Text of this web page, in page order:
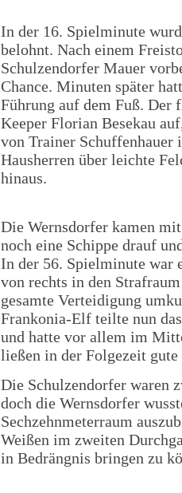
In der 16. Spielminute
belohnt. Nach einem
Schulzendorfer Mauer
Chance. Minuten später
Führung auf dem Fuß. Der
Keeper Florian Besekau
von Trainer
Hausherren über leichte
hinaus.
Die Wernsdorfer kamen
noch eine Schippe drauf
In der 56. Spielminute war
von rechts in den
gesamte Verteidigung
Frankonia-Elf teilte nun
und hatte vor allem im
ließen in der Folgezeit
Die Schulzendorfer waren
doch die Wernsdorfer
Sechzehnmeterraum
Weißen im zweiten
in Bedrängnis bringen zu